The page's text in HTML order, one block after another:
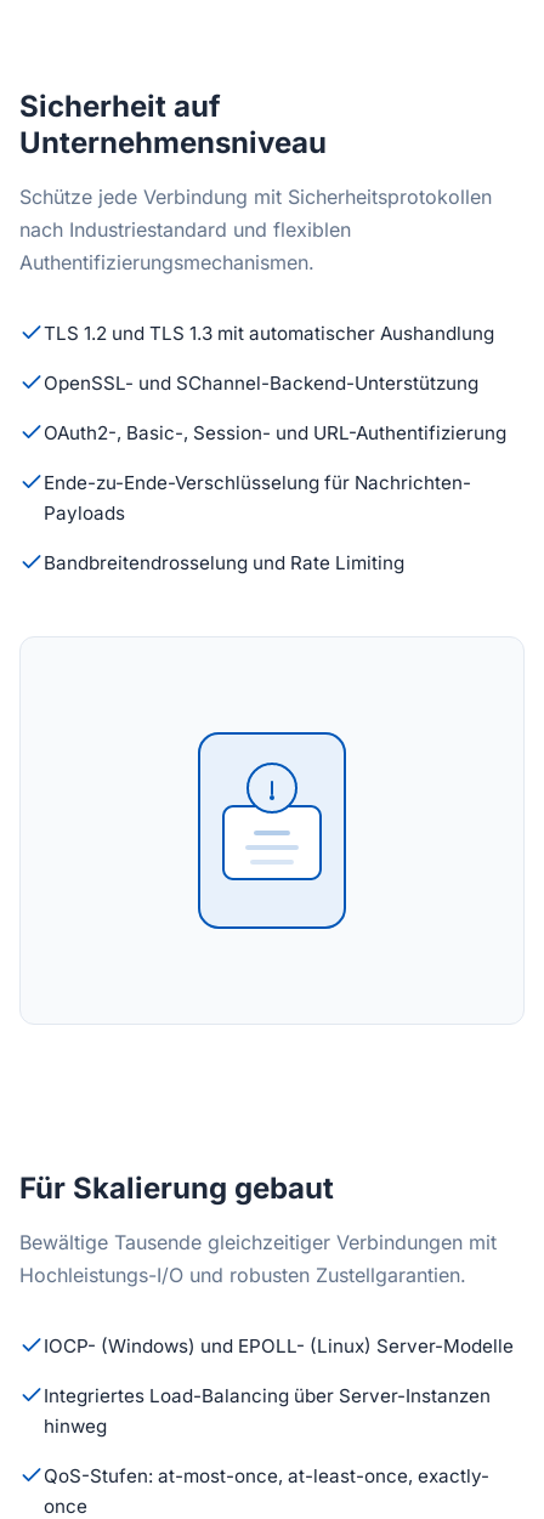
Sicherheit auf
Unternehmensniveau
Schütze jede Verbindung mit Sicherheitsprotokollen
nach Industriestandard und flexiblen
Authentifizierungsmechanismen.
TLS 1.2 und TLS 1.3 mit automatischer Aushandlung
OpenSSL- und SChannel-Backend-Unterstützung
OAuth2-, Basic-, Session- und URL-Authentifizierung
Ende-zu-Ende-Verschlüsselung für Nachrichten-
Payloads
Bandbreitendrosselung und Rate Limiting
Für Skalierung gebaut
Bewältige Tausende gleichzeitiger Verbindungen mit
Hochleistungs-I/O und robusten Zustellgarantien.
IOCP- (Windows) und EPOLL- (Linux) Server-Modelle
Integriertes Load-Balancing über Server-Instanzen
hinweg
QoS-Stufen: at-most-once, at-least-once, exactly-
once